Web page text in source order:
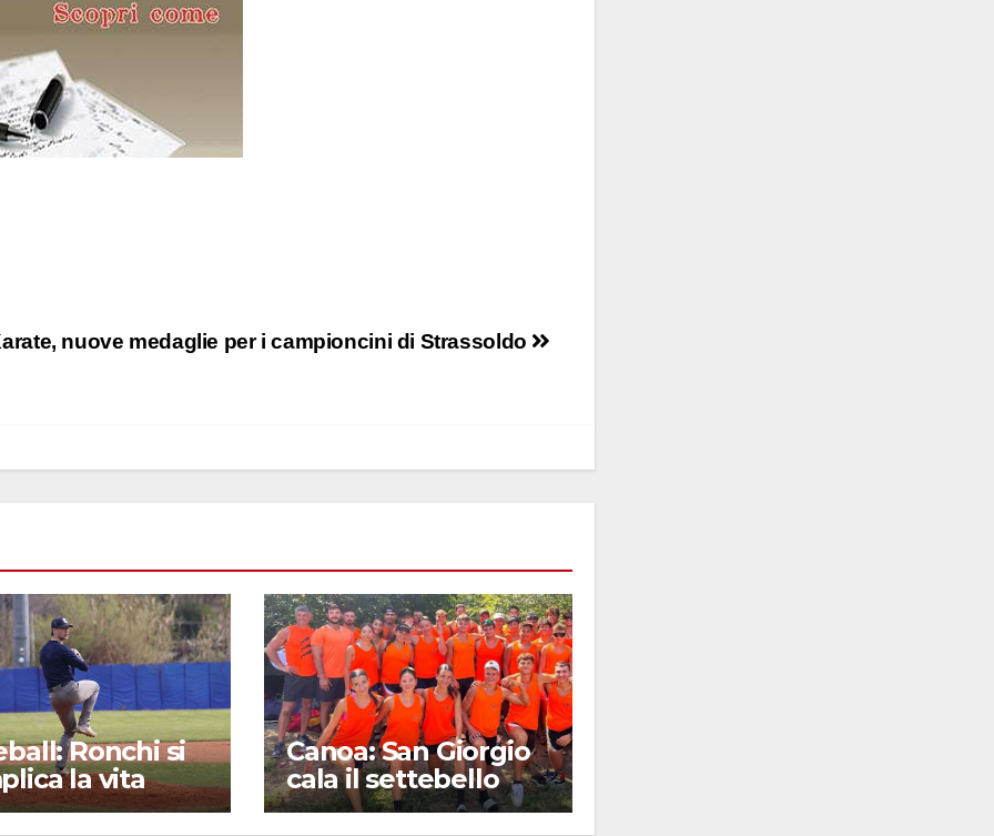
nuove medaglie per i campioncini di Strassoldo
Ronchi si
la vita
Canoa: San Giorgio
cala il settebello